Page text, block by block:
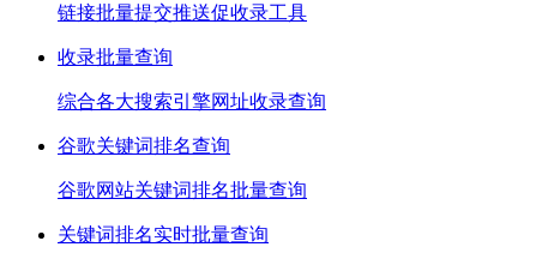
链接批量提交推送促收录工具
收录批量查询
综合各大搜索引擎网址收录查询
谷歌关键词排名查询
谷歌网站关键词排名批量查询
关键词排名实时批量查询